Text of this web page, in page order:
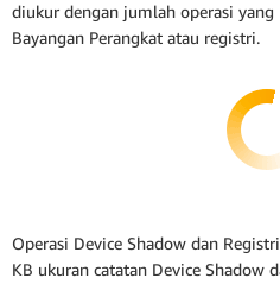
diukur dengan jumlah operasi
Bayangan Perangkat atau registri.
Operasi Device Shadow dan
KB ukuran catatan Device Shadow